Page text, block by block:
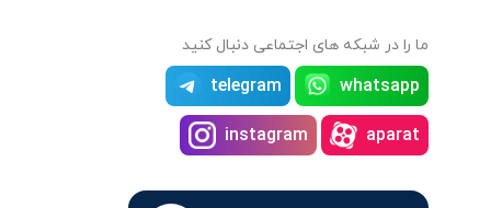
ما را در شبکه های اجتماعی دنبال کنید
whatsapp
telegram
aparat
instagram